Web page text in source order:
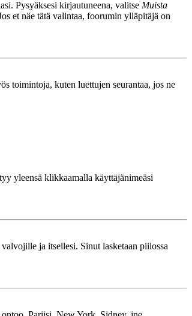
Pysyäksesi kirjautuneena, valitse Muista
et näe tätä valintaa, foorumin ylläpitäjä on
toimintoja, kuten luettujen seurantaa, jos ne
yleensä klikkaamalla käyttäjänimeäsi
ja itsellesi. Sinut lasketaan piilossa